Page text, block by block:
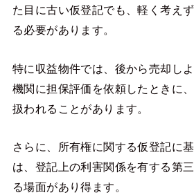
た目に古い仮登記でも、軽く考え
る必要があります。
特に収益物件では、後から売却し
機関に担保評価を依頼したときに
扱われることがあります。
さらに、所有権に関する仮登記に
は、登記上の利害関係を有する第
る場面があり得ます。